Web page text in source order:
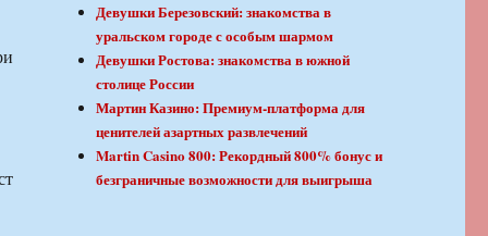
Девушки Березовский: знакомства в
уральском городе с особым шармом
Девушки Ростова: знакомства в южной
столице России
Мартин Казино: Премиум-платформа для
ценителей азартных развлечений
Martin Casino 800: Рекордный 800% бонус и
безграничные возможности для выигрыша